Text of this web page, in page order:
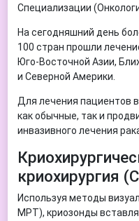
Специализации
На сегодняшний день
100 стран прошли
Юго-Восточной Азии,
и Северной Америки.
Для лечения пациентов
как обычные, так и
инвазивного лечения
криохирургия
Используя методы
МРТ), криозонды